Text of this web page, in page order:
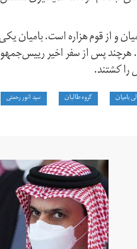
و از قوم هزاره است. بامیان
هرچند پس از سفر اخیر
را کشتند.
بامیان گروه طالبان سید انور رحمتی